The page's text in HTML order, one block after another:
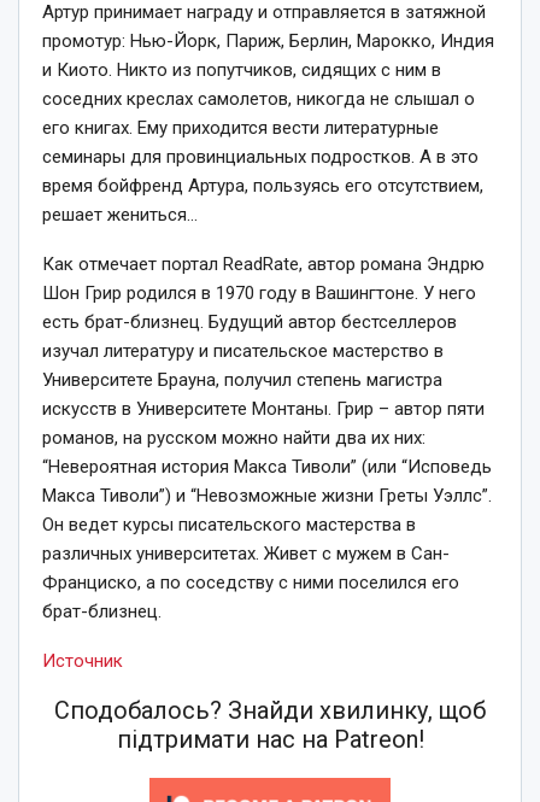
Артур принимает награду и отправляется в затяжной
промотур: Нью-Йорк, Париж, Берлин, Марокко, Индия
и Киото. Никто из попутчиков, сидящих с ним в
соседних креслах самолетов, никогда не слышал о
его книгах. Ему приходится вести литературные
семинары для провинциальных подростков. А в это
время бойфренд Артура, пользуясь его отсутствием,
решает жениться…
Как отмечает портал ReadRate, автор романа Эндрю
Шон Грир родился в 1970 году в Вашингтоне. У него
есть брат-близнец. Будущий автор бестселлеров
изучал литературу и писательское мастерство в
Университете Брауна, получил степень магистра
искусств в Университете Монтаны. Грир – автор пяти
романов, на русском можно найти два их них:
“Невероятная история Макса Тиволи” (или “Исповедь
Макса Тиволи”) и “Невозможные жизни Греты Уэллс”.
Он ведет курсы писательского мастерства в
различных университетах. Живет с мужем в Сан-
Франциско, а по соседству с ними поселился его
брат-близнец.
Источник
Сподобалось? Знайди хвилинку, щоб
підтримати нас на Patreon!